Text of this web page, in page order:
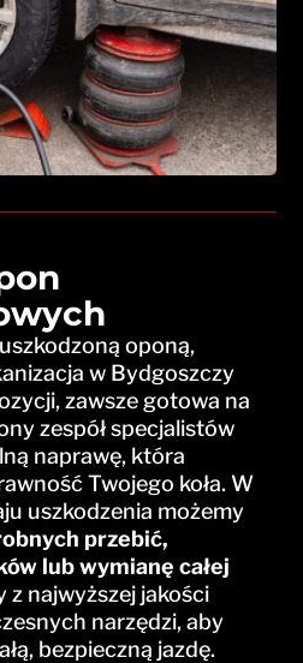
oponą,
w Bydgoszczy
zawsze gotowa na
zespół specjalistów
naprawę, która
Twojego koła. W
uszkodzenia możemy
przebić,
lub wymianę całej
z najwyższej jakości
narzędzi, aby
bezpieczną jazdę.